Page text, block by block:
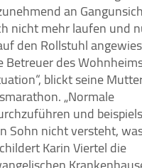
an
nicht mehr laufen und
den Rollstuhl
des
blickt seine
„Normale
und
Sohn nicht versteht,
Karin Viertel die